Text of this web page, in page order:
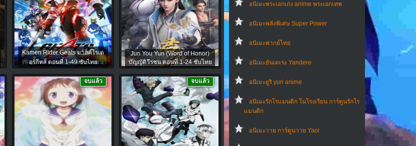
อนิเมะพระเอกเก่ง anime พระเอกเทพ
อนิเมะพลังพิเศษ Super Power
อนิเมะพากย์ไทย
อนิเมะยันเดเระ Yandere
อนิเมะยูริ yuri anime
อนิเมะรักโรแมนติก ในโรงเรียน การ์ตูนรักโร
แมนติก
อนิเมะวาย การ์ตูนวาย Yaoi
Kamen Rider Geats มาสค์ไรเด
อร์กีทส์ ตอนที่ 1-49 ซับไทย
Jun You Yun (Word of Honor)
บัญญัติวีรชน ตอนที่ 1-24 ซับไทย
จบแล้ว จบแล้ว